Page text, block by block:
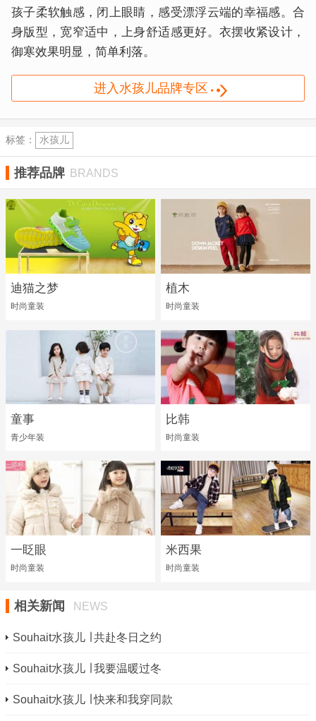
孩子柔软触感，闭上眼睛，感受漂浮云端的幸福感。合
身版型，宽窄适中，上身舒适感更好。衣摆收紧设计，
御寒效果明显，简单利落。
进入水孩儿品牌专区
标签： 水孩儿
推荐品牌 BRANDS
迪猫之梦
时尚童装
植木
时尚童装
童事
青少年装
比韩
时尚童装
一眨眼
时尚童装
米西果
时尚童装
相关新闻 NEWS
Souhait水孩儿 ∣ 共赴冬日之约
Souhait水孩儿 ∣ 我要温暖过冬
Souhait水孩儿 ∣ 快来和我穿同款